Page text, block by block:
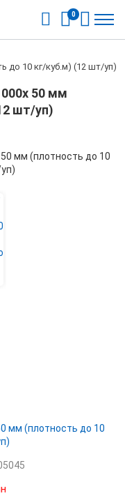
0
до 10 кг/куб.м) (12 шт/уп)
50 мм
шт/уп)